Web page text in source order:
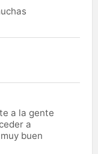
a la gente
a
buen